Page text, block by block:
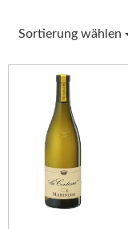
Sortierung wählen